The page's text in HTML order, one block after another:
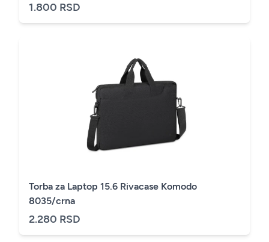
1.800 RSD
Torba za Laptop 15.6 Rivacase Komodo
8035/crna
2.280 RSD